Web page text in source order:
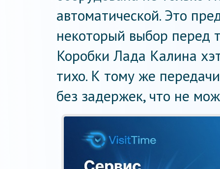
автоматической. Это
некоторый выбор перед
Коробки Лада Калина
тихо. К тому же
без задержек, что не